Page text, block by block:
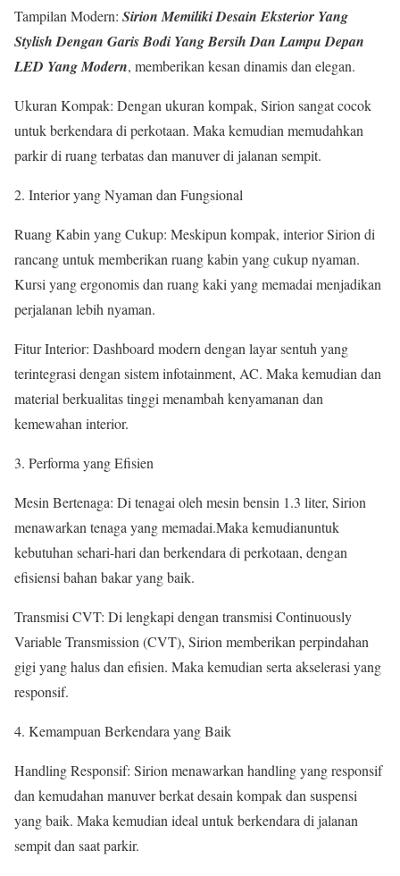
Tampilan Modern: Sirion Memiliki Desain Eksterior Yang
Stylish Dengan Garis Bodi Yang Bersih Dan Lampu Depan
LED Yang Modern, memberikan kesan dinamis dan elegan.
Ukuran Kompak: Dengan ukuran kompak, Sirion sangat cocok
untuk berkendara di perkotaan. Maka kemudian memudahkan
parkir di ruang terbatas dan manuver di jalanan sempit.
2. Interior yang Nyaman dan Fungsional
Ruang Kabin yang Cukup: Meskipun kompak, interior Sirion di
rancang untuk memberikan ruang kabin yang cukup nyaman.
Kursi yang ergonomis dan ruang kaki yang memadai menjadikan
perjalanan lebih nyaman.
Fitur Interior: Dashboard modern dengan layar sentuh yang
terintegrasi dengan sistem infotainment, AC. Maka kemudian dan
material berkualitas tinggi menambah kenyamanan dan
kemewahan interior.
3. Performa yang Efisien
Mesin Bertenaga: Di tenagai oleh mesin bensin 1.3 liter, Sirion
menawarkan tenaga yang memadai.Maka kemudianuntuk
kebutuhan sehari-hari dan berkendara di perkotaan, dengan
efisiensi bahan bakar yang baik.
Transmisi CVT: Di lengkapi dengan transmisi Continuously
Variable Transmission (CVT), Sirion memberikan perpindahan
gigi yang halus dan efisien. Maka kemudian serta akselerasi yang
responsif.
4. Kemampuan Berkendara yang Baik
Handling Responsif: Sirion menawarkan handling yang responsif
dan kemudahan manuver berkat desain kompak dan suspensi
yang baik. Maka kemudian ideal untuk berkendara di jalanan
sempit dan saat parkir.